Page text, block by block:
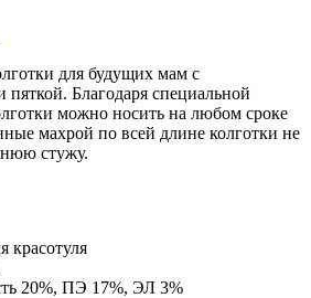
для будущих мам с
Благодаря специальной
можно носить на любом сроке
махрой по всей длине колготки не
стужу.
красотуля
20%, ПЭ 17%, ЭЛ 3%